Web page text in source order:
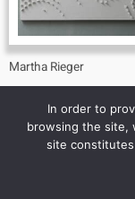
Martha Rieger
Human spotlight
In order to
browsing the site,
site